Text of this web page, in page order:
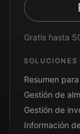
Gratis hasta
SOLUCIONES
Resumen
Gestión de
Gestión de
Información